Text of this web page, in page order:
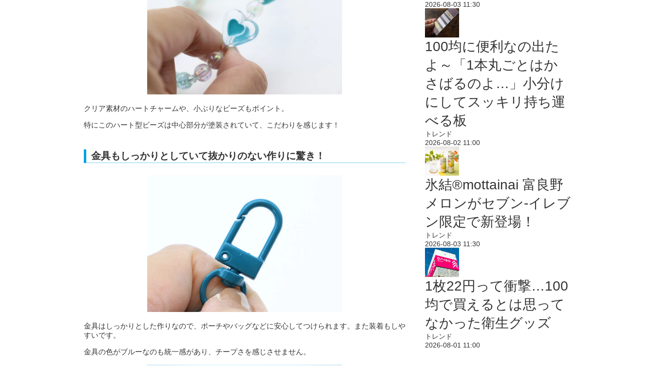
クリア素材のハートチャームや、小ぶりなビーズもポイント。
特にこのハート型ビーズは中心部分が塗装されていて、こだわりを感じます！
金具もしっかりとしていて抜かりのない作りに驚き！
金具はしっかりとした作りなので、ポーチやバッグなどに安心してつけられます。また装着もしや
すいです。
金具の色がブルーなのも統一感があり、チープさを感じさせません。
2026-08-03 11:30
100均に便利なの出た
よ～「1本丸ごとはか
さばるのよ…」小分け
にしてスッキリ持ち運
べる板
トレンド
2026-08-02 11:00
氷結®mottainai 富良野
メロンがセブン‐イレブ
ン限定で新登場！
トレンド
2026-08-03 11:30
1枚22円って衝撃…100
均で買えるとは思って
なかった衛生グッズ
トレンド
2026-08-01 11:00